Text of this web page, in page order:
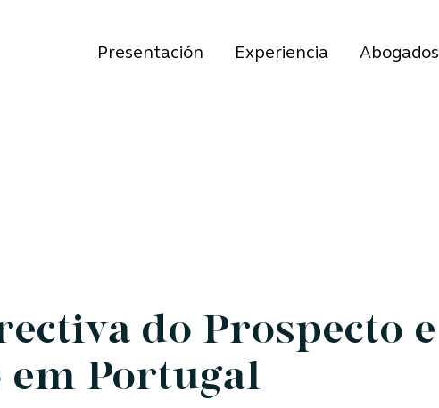
Presentación Experiencia Abogados
do Prospecto e
Portugal